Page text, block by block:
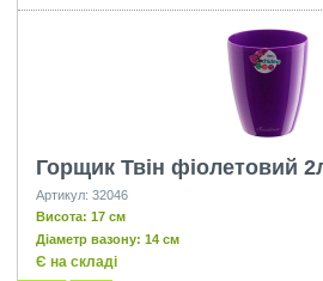
Горщик Твін фіолетовий
Артикул: 32046
Висота: 17 см
Діаметр вазону: 14 см
Є на складі